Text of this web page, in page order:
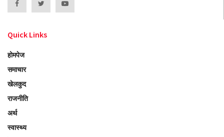
Quick Links
होमपेज
समाचार
खेलकुद
राजनीति
अर्थ
स्वास्थ्य